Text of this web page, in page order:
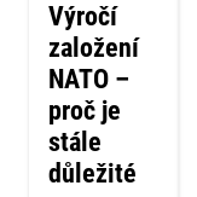
Výročí
založení
NATO –
proč je
stále
důležité